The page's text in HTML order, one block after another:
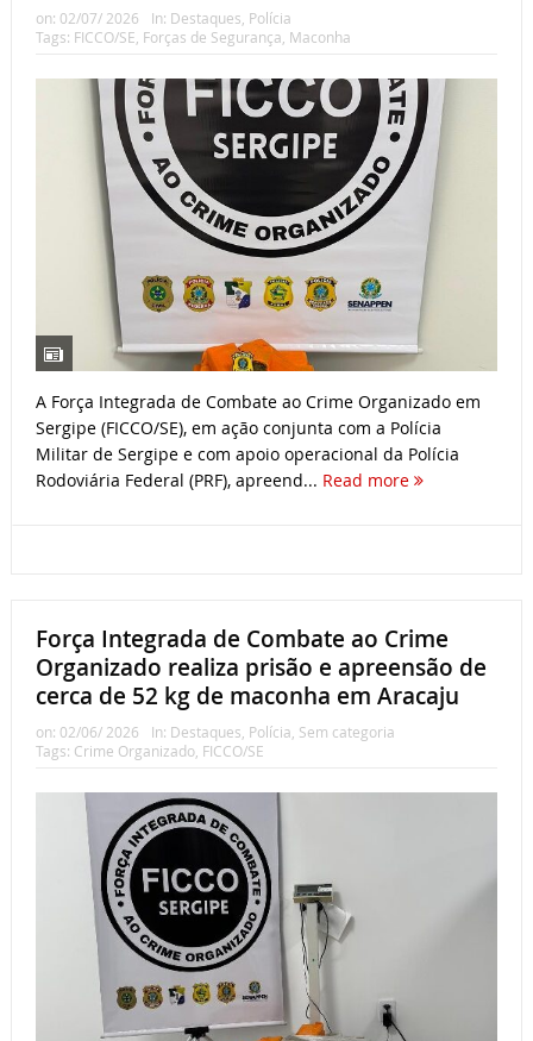
on: 02/07/ 2026 In: Destaques, Polícia
Tags: FICCO/SE, Forças de Segurança, Maconha
A Força Integrada de Combate ao Crime Organizado em
Sergipe (FICCO/SE), em ação conjunta com a Polícia
Militar de Sergipe e com apoio operacional da Polícia
Rodoviária Federal (PRF), apreend... Read more
Força Integrada de Combate ao Crime
Organizado realiza prisão e apreensão de
cerca de 52 kg de maconha em Aracaju
on: 02/06/ 2026 In: Destaques, Polícia, Sem categoria
Tags: Crime Organizado, FICCO/SE